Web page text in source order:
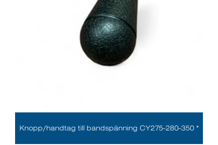
Knopp/handtag till bandspänning CY275-280-350 *